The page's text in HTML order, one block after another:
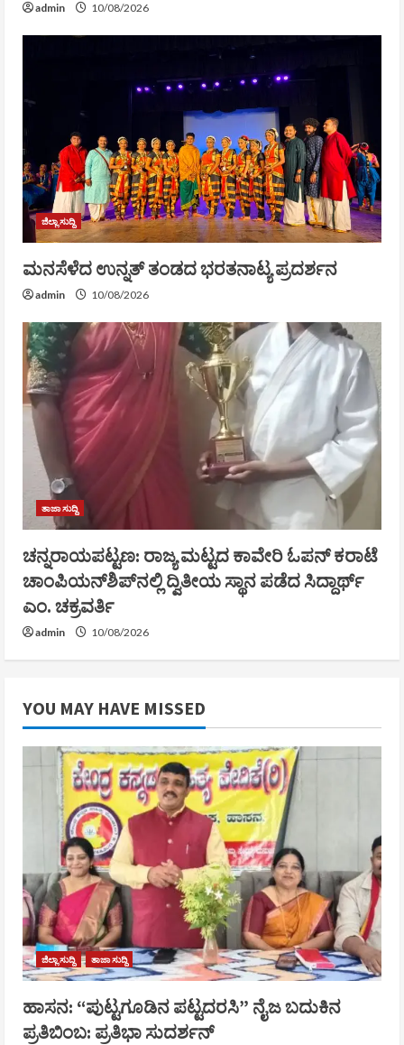
admin 10/08/2026
ಜಿಲ್ಲಾ ಸುದ್ದಿ
ಮನಸೆಳೆದ ಉನ್ನತ್ ತಂಡದ ಭರತನಾಟ್ಯ ಪ್ರದರ್ಶನ
admin 10/08/2026
ತಾಜಾ ಸುದ್ದಿ
ಚನ್ನರಾಯಪಟ್ಟಣ: ರಾಜ್ಯ ಮಟ್ಟದ ಕಾವೇರಿ ಓಪನ್ ಕರಾಟೆ
ಚಾಂಪಿಯನ್‌ಶಿಪ್‌ನಲ್ಲಿ ದ್ವಿತೀಯ ಸ್ಥಾನ ಪಡೆದ ಸಿದ್ದಾರ್ಥ್
ಎಂ. ಚಕ್ರವರ್ತಿ
admin 10/08/2026
YOU MAY HAVE MISSED
ಜಿಲ್ಲಾ ಸುದ್ದಿ ತಾಜಾ ಸುದ್ದಿ
ಹಾಸನ: “ಪುಟ್ಟಗೂಡಿನ ಪಟ್ಟದರಸಿ” ನೈಜ ಬದುಕಿನ
ಪ್ರತಿಬಿಂಬ: ಪ್ರತಿಭಾ ಸುದರ್ಶನ್